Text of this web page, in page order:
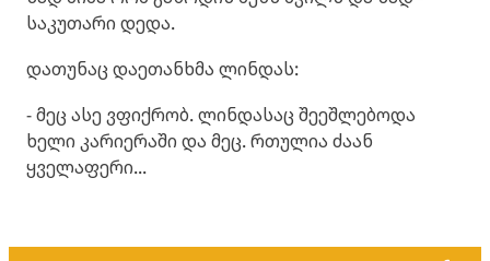
საკუთარი დედა.
დათუნაც დაეთანხმა ლინდას:
- მეც ასე ვფიქრობ. ლინდასაც შეეშლებოდა
ხელი კარიერაში და მეც. რთულია ძაან
ყველაფერი...